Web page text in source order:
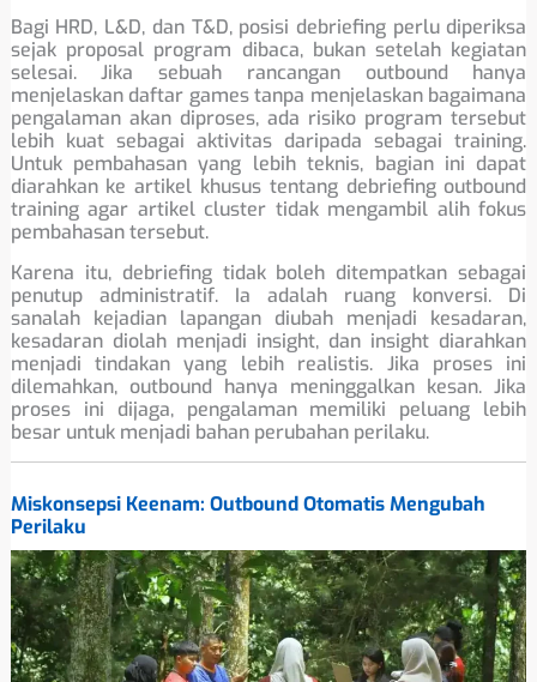
Bagi HRD, L&D, dan T&D, posisi debriefing perlu diperiksa
sejak proposal program dibaca, bukan setelah kegiatan
selesai. Jika sebuah rancangan outbound hanya
menjelaskan daftar games tanpa menjelaskan bagaimana
pengalaman akan diproses, ada risiko program tersebut
lebih kuat sebagai aktivitas daripada sebagai training.
Untuk pembahasan yang lebih teknis, bagian ini dapat
diarahkan ke artikel khusus tentang debriefing outbound
training agar artikel cluster tidak mengambil alih fokus
pembahasan tersebut.
Karena itu, debriefing tidak boleh ditempatkan sebagai
penutup administratif. Ia adalah ruang konversi. Di
sanalah kejadian lapangan diubah menjadi kesadaran,
kesadaran diolah menjadi insight, dan insight diarahkan
menjadi tindakan yang lebih realistis. Jika proses ini
dilemahkan, outbound hanya meninggalkan kesan. Jika
proses ini dijaga, pengalaman memiliki peluang lebih
besar untuk menjadi bahan perubahan perilaku.
Miskonsepsi Keenam: Outbound Otomatis Mengubah
Perilaku